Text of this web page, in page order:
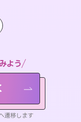
よう
遷移します